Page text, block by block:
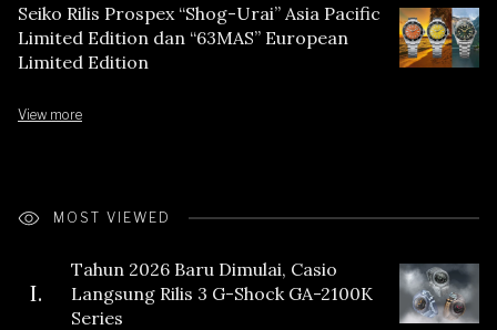
Seiko Rilis Prospex “Shog-Urai” Asia Pacific
Limited Edition dan “63MAS” European
Limited Edition
View more
MOST VIEWED
I.
Tahun 2026 Baru Dimulai, Casio
Langsung Rilis 3 G-Shock GA-2100K
Series